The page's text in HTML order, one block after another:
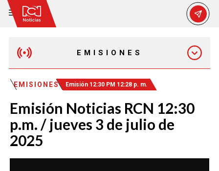
EMISIONES
MAÑANA EXPRESS
EMISIÓN 12:30 PM
EMISIONES Emisión 12:30 PM 12:28 p. m.
Emisión Noticias RCN 12:30
p.m. / jueves 3 de julio de
2025